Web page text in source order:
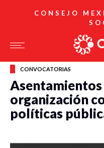
CONSEJO
CONVOCATORIAS
organización
políticas